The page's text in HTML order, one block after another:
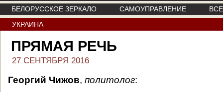
БЕЛОРУССКОЕ ЗЕРКАЛО
САМОУПРАВЛЕНИЕ
УКРАИНА
ПРЯМАЯ РЕЧЬ
27 СЕНТЯБРЯ 2016
Георгий Чижов, политолог: